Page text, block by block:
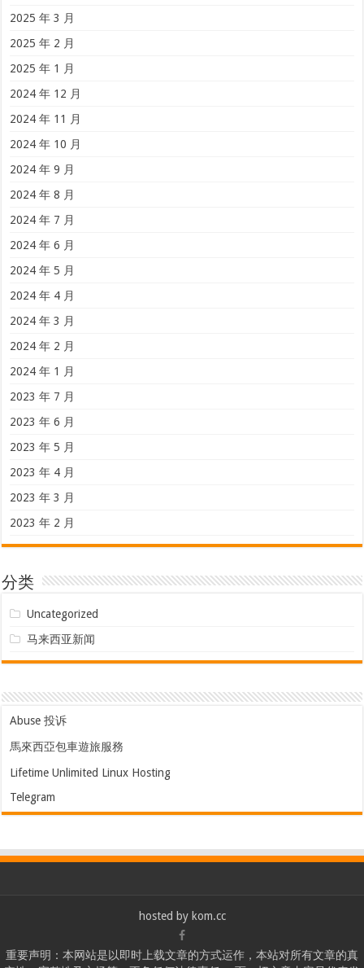
2025 年 3 月
2025 年 2 月
2025 年 1 月
2024 年 12 月
2024 年 11 月
2024 年 10 月
2024 年 9 月
2024 年 8 月
2024 年 7 月
2024 年 6 月
2024 年 5 月
2024 年 4 月
2024 年 3 月
2024 年 2 月
2024 年 1 月
2023 年 7 月
2023 年 6 月
2023 年 5 月
2023 年 4 月
2023 年 3 月
2023 年 2 月
分类
Uncategorized
马来西亚新闻
Abuse 投诉
馬來西亞包車遊旅服務
Lifetime Unlimited Linux Hosting
Telegram
hosted by kom.cc
重要声明：本网站是以即时上载文章的方式运作，本站对所有文章的真